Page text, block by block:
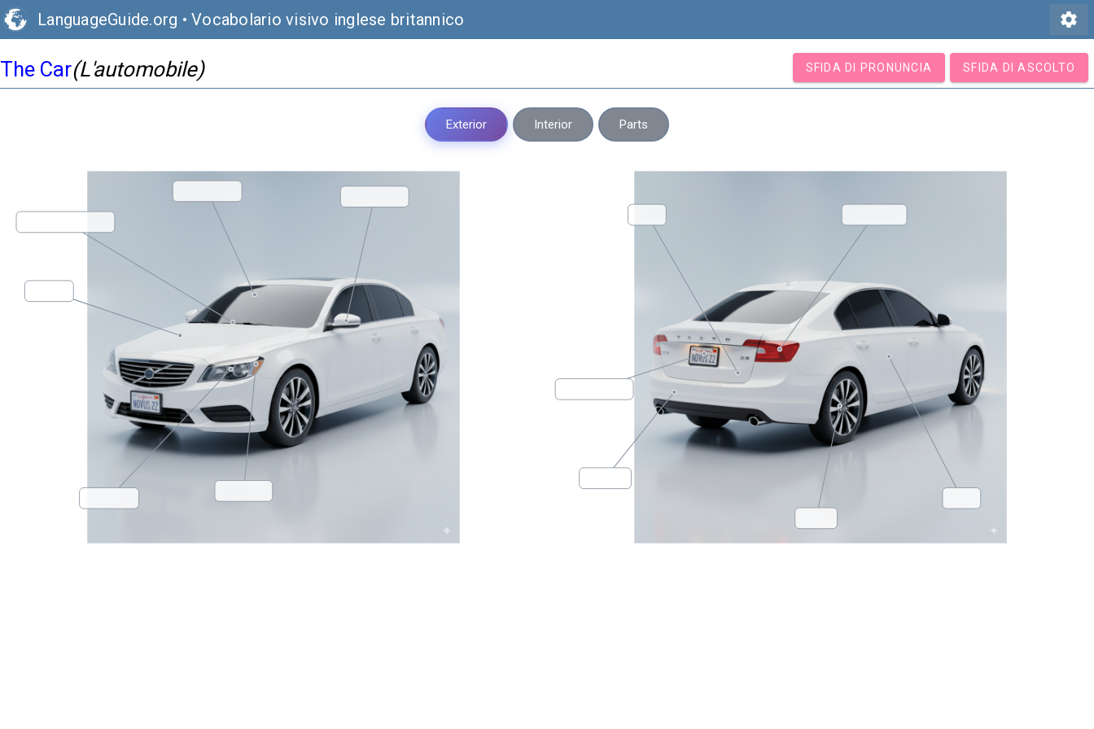
LanguageGuide.org • Vocabolario visivo inglese britannico settings
The Car(L'automobile) SFIDA DI PRONUNCIA SFIDA DI ASCOLTO
Exterior Interior Parts